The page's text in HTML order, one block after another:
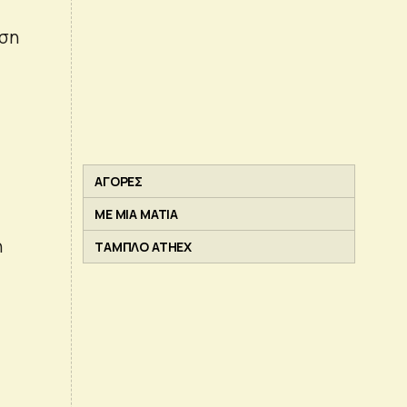
ΑΓΟΡΕΣ
ΜΕ ΜΙΑ ΜΑΤΙΑ
ΤΑΜΠΛΟ ATHEX